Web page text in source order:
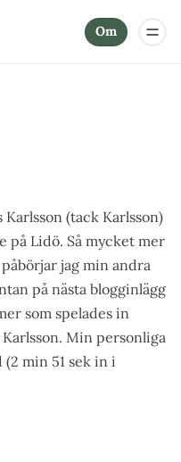
Om
(tack Karlsson)
på Lidö. Så mycket mer
jag min andra
på nästa blogginlägg
som spelades in
Min personliga
min 51 sek in i